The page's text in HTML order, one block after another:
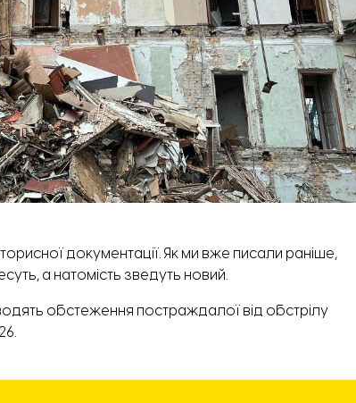
документації. Як ми вже писали раніше,
, а натомість зведуть новий.
обстеження постраждалої від обстрілу